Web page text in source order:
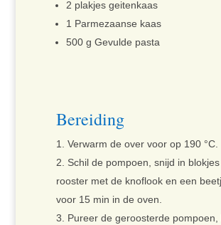
2 plakjes geitenkaas
1 Parmezaanse kaas
500 g Gevulde pasta
Bereiding
Verwarm de over voor op 190 °C.
Schil de pompoen, snijd in
rooster met de knoflook en een
voor 15 min in de oven.
Pureer de geroosterde pompoen,